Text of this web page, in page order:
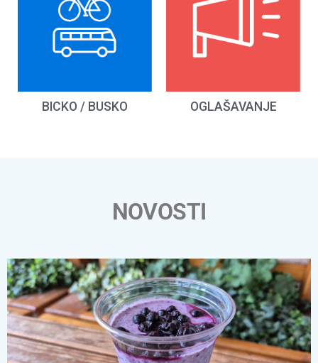
BICKO / BUSKO OGLAŠAVANJE
NOVOSTI